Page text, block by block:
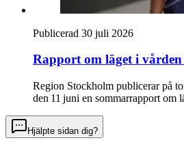
Publicerad 30 juli 2026
Rapport om läget i vården
Region Stockholm publicerar på
den 11 juni en sommarrapport om
Hjälpte sidan dig?